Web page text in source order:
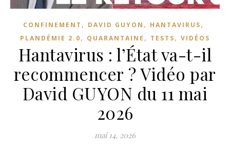
CONFINEMENT , DAVID GUYON , HANTAVIRUS,
PLANDÉMIE 2.0, QUARANTAINE , TESTS, VIDÉOS
Hantavirus : l’État va-t-il
recommencer ? Vidéo par
David GUYON du 11 mai
2026
mai 14, 2026